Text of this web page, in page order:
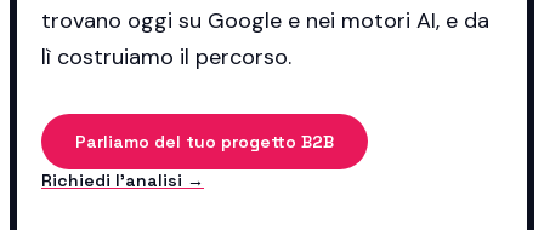
trovano oggi su Google e nei motori AI, e da
lì costruiamo il percorso.
Parliamo del tuo progetto B2B
Richiedi l'analisi →